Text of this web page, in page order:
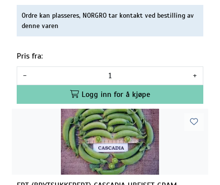
Ordre kan plasseres, NORGRO tar kontakt ved bestilling av
denne varen
Pris fra:
-
+
Logg inn for å kjøpe